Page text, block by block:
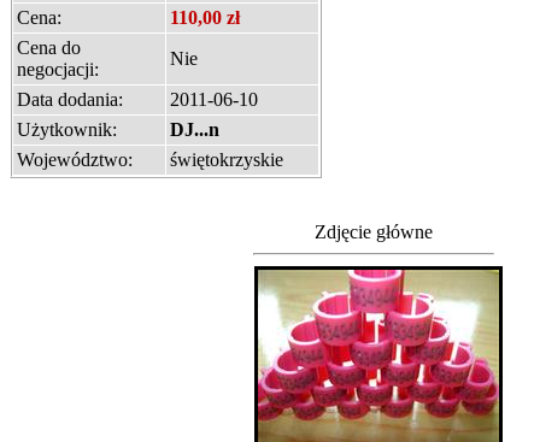
Cena:
110,00 zł
Cena do
negocjacji:
Nie
Data dodania:
2011-06-10
Użytkownik:
DJ...n
Województwo:
świętokrzyskie
Zdjęcie główne